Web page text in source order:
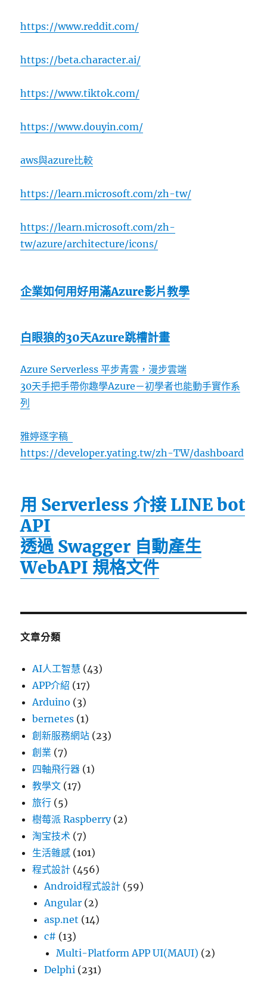
https://www.reddit.com/
https://beta.character.ai/
https://www.tiktok.com/
https://www.douyin.com/
aws與azure比較
https://learn.microsoft.com/zh-tw/
https://learn.microsoft.com/zh-
tw/azure/architecture/icons/
企業如何用好用滿Azure影片教學
白眼狼的30天Azure跳槽計畫
Azure Serverless 平步青雲，漫步雲端
30天手把手帶你趣學Azure－初學者也能動手實作系
列
雅婷逐字稿
https://developer.yating.tw/zh-TW/dashboard
用 Serverless 介接 LINE bot
API
透過 Swagger 自動產生
WebAPI 規格文件
文章分類
AI人工智慧 (43)
APP介紹 (17)
Arduino (3)
bernetes (1)
創新服務網站 (23)
創業 (7)
四軸飛行器 (1)
教學文 (17)
旅行 (5)
樹莓派 Raspberry(2)
淘宝技术 (7)
生活雜感 (101)
程式設計 (456)
Android程式設計 (59)
Angular (2)
asp.net (14)
c# (13)
Multi-Platform APP UI(MAUI) (2)
Delphi (231)